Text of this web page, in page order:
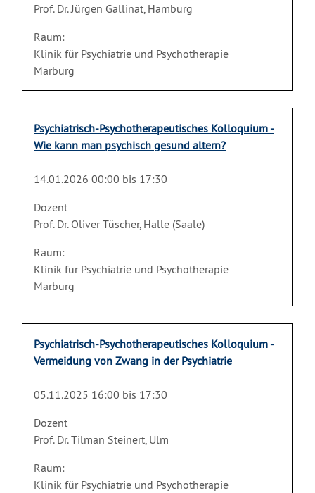
Prof. Dr. Jürgen Gallinat, Hamburg
Raum:
Klinik für Psychiatrie und Psychotherapie
Marburg
Psychiatrisch-Psychotherapeutisches Kolloquium -
Wie kann man psychisch gesund altern?
14.01.2026 00:00 bis 17:30
Dozent
Prof. Dr. Oliver Tüscher, Halle (Saale)
Raum:
Klinik für Psychiatrie und Psychotherapie
Marburg
Psychiatrisch-Psychotherapeutisches Kolloquium -
Vermeidung von Zwang in der Psychiatrie
05.11.2025 16:00 bis 17:30
Dozent
Prof. Dr. Tilman Steinert, Ulm
Raum:
Klinik für Psychiatrie und Psychotherapie